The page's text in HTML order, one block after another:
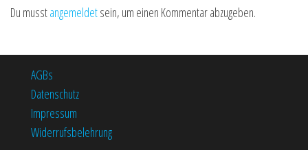
Du musstangemeldetsein, um einen Kommentar abzugeben.
AGBs
Datenschutz
Impressum
Widerrufsbelehrung